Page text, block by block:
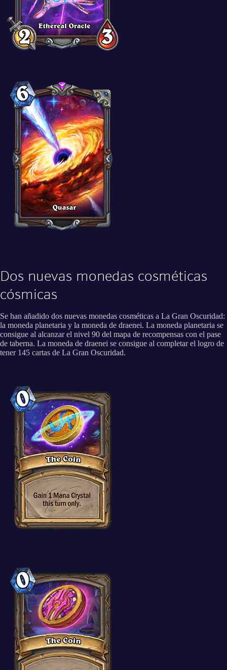
Dos nuevas monedas cosméticas
cósmicas
Se han añadido dos nuevas monedas cosméticas a La Gran Oscuridad:
la moneda planetaria y la moneda de draenei. La moneda planetaria se
consigue al alcanzar el nivel 90 del mapa de recompensas con el pase
de taberna. La moneda de draenei se consigue al completar el logro de
tener 145 cartas de La Gran Oscuridad.